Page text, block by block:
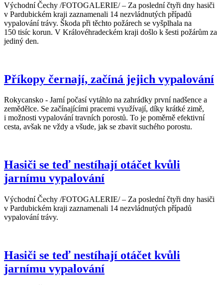
Východní Čechy /FOTOGALERIE/ – Za poslední čtyři dny hasiči
v Pardubickém kraji zaznamenali 14 nezvládnutých případů
vypalování trávy. Škoda při těchto požárech se vyšplhala na
150 tisíc korun. V Královéhradeckém kraji došlo k šesti požárům za
jediný den.
Příkopy černají, začíná jejich vypalování
Rokycansko - Jarní počasí vytáhlo na zahrádky první nadšence a
zemědělce. Se začínajícími pracemi využívají, díky krátké zimě,
i možnosti vypalování travních porostů. To je poměrně efektivní
cesta, avšak ne vždy a všude, jak se zbavit suchého porostu.
Hasiči se teď nestíhají otáčet kvůli
jarnímu vypalování
Východní Čechy /FOTOGALERIE/ – Za poslední čtyři dny hasiči
v Pardubickém kraji zaznamenali 14 nezvládnutých případů
vypalování trávy.
Hasiči se teď nestíhají otáčet kvůli
jarnímu vypalování